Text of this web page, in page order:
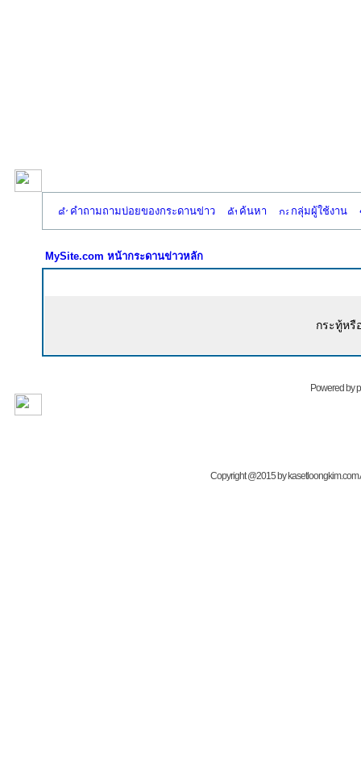
คำถามถามบ่อยของกระดานข่าว ค้นหา กลุ่มผู้ใช้งาน
MySite.com หน้ากระดานข่าวหลัก
กระทู้หรื
Powered by
Copyright @2015 by kasetloongkim.com